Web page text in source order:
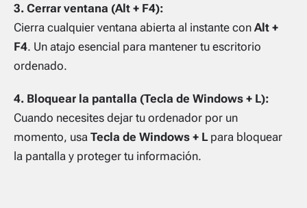
3. Cerrar ventana (Alt + F4):
Cierra cualquier ventana abierta al instante con Alt +
F4. Un atajo esencial para mantener tu escritorio
ordenado.
4. Bloquear la pantalla (Tecla de Windows + L):
Cuando necesites dejar tu ordenador por un
momento, usa Tecla de Windows + Lpara bloquear
la pantalla y proteger tu información.